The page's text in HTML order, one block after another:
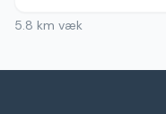
5.8 km væk